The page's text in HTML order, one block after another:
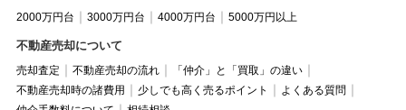
2000万円台 3000万円台 4000万円台 5000万円以上
不動産売却について
売却査定 不動産売却の流れ
「仲介」と「買取」の違い
不動産売却時の諸費用
少しでも高く売るポイント
よくある質問